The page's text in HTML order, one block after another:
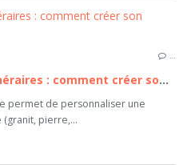
…
Le design des médaillons funéraires : comment créer son médaillon ?
permet de personnaliser une
pierre,...